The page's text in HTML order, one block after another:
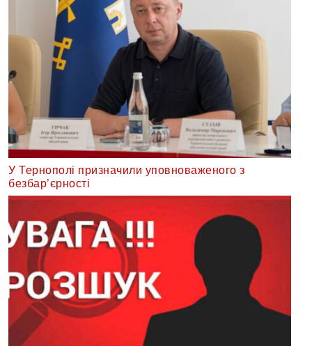
У Тернополі призначили уповноваженого з
безбар’єрності